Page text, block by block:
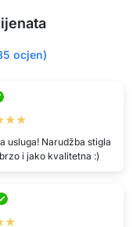
ocjen)
usluga! Narudžba stigla
i jako kvalitetna :)